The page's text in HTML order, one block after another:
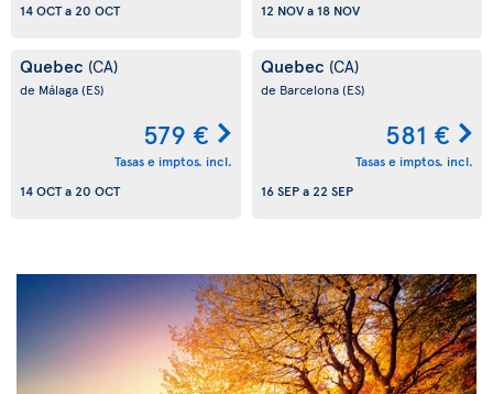
14 OCTa20 OCT
12 NOVa 18 NOV
Quebec (CA)
de Málaga(ES)
579 €
Tasas e imptos. incl.
14 OCTa20 OCT
Quebec (CA)
de Barcelona(ES)
581 €
Tasas e imptos. incl.
16 SEPa22 SEP